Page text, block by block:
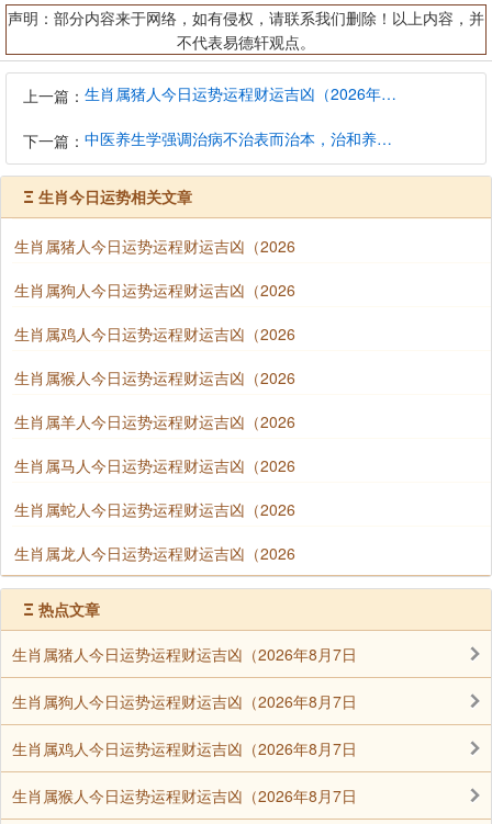
声明：部分内容来于网络，如有侵权，请联系我们删除！以上内容，并
不代表易德轩观点。
上一篇： 生肖属猪人今日运势运程财运吉凶（2026年8月7日）详解查询
下一篇： 中医养生学强调治病不治表而治本，治和养兼顾是有必要的
Ξ 生肖今日运势相关文章
生肖属猪人今日运势运程财运吉凶（2026
生肖属狗人今日运势运程财运吉凶（2026
生肖属鸡人今日运势运程财运吉凶（2026
生肖属猴人今日运势运程财运吉凶（2026
生肖属羊人今日运势运程财运吉凶（2026
生肖属马人今日运势运程财运吉凶（2026
生肖属蛇人今日运势运程财运吉凶（2026
生肖属龙人今日运势运程财运吉凶（2026
Ξ 热点文章
生肖属猪人今日运势运程财运吉凶（2026年8月7日
生肖属狗人今日运势运程财运吉凶（2026年8月7日
生肖属鸡人今日运势运程财运吉凶（2026年8月7日
生肖属猴人今日运势运程财运吉凶（2026年8月7日